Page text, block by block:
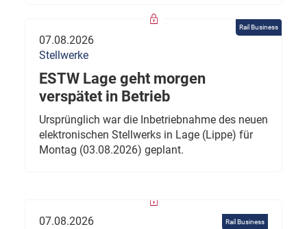
Rail Business
07.08.2026
Stellwerke
ESTW Lage geht morgen
verspätet in Betrieb
Ursprünglich war die Inbetriebnahme des neuen
elektronischen Stellwerks in Lage (Lippe) für
Montag (03.08.2026) geplant.
Rail Business
07.08.2026